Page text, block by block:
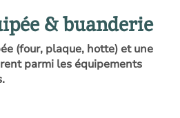
& buanderie
(four, plaque, hotte) et une
parmi les équipements